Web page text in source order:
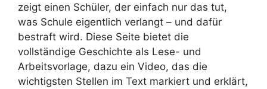
zeigt einen Schüler, der einfach nur das tut,
was Schule eigentlich verlangt – und dafür
bestraft wird. Diese Seite bietet die
vollständige Geschichte als Lese- und
Arbeitsvorlage, dazu ein Video, das die
wichtigsten Stellen im Text markiert und erklärt,